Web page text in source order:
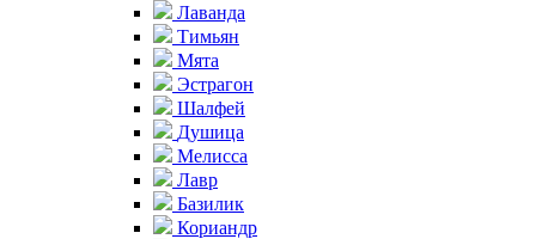
Лаванда
Тимьян
Мята
Эстрагон
Шалфей
Душица
Мелисса
Лавр
Базилик
Кориандр